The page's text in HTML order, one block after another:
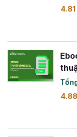
4.81
dạy
4.88